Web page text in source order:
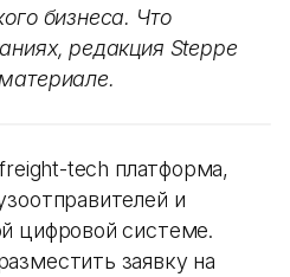
бизнеса. Что
редакция Steppe
tech платформа,
и
цифровой системе.
заявку на